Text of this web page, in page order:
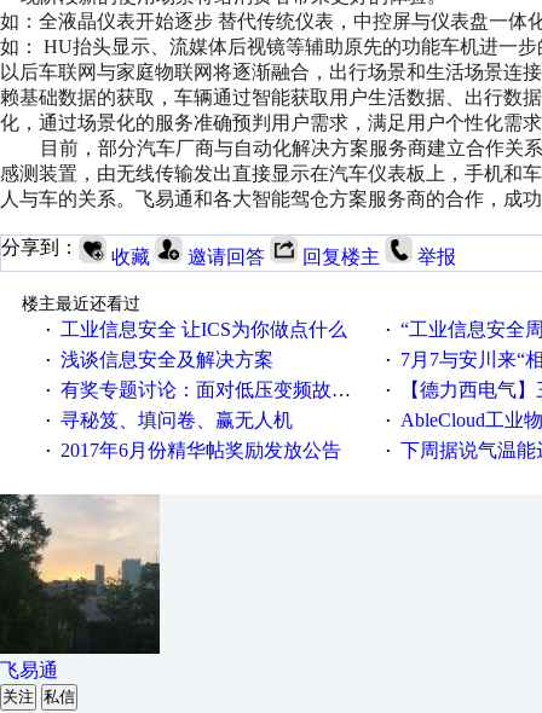
如：全液晶仪表开始逐步 替代传统仪表，中控屏与仪表盘一体
如：
HU抬头显示、流媒体后视镜等辅助原先的功能车机进一
以后车联网与家庭物联网将逐渐融合，出行场景和生活场景连
赖基础数据的获取，车辆通过智能获取用户生活数据、出行数
化，通过场景化的服务准确预判用户需求，满足用户个性化需
目前，部分汽车厂商与自动化解决方案服务商建立合作关
感测装置，由无线传输发出直接显示在汽车仪表板上，手机和
人与车的关系。 飞易通和各大智能驾仓方案服务商的合作，成
分享到： 收藏 邀请回答 回复楼主 举报
楼主最近还看过
·
工业信息安全 让ICS为你做点什么 · “工业信息安全周之我见”
· 浅谈信息安全及解决方案 · 7月7与安川来“
· 有奖专题讨论：面对低压变频故障，老手是这样解决的！ · 【德力西电气】三
· 寻秘笈、填问卷、赢无人机 · AbleCloud工业物联
· 2017年6月份精华帖奖励发放公告 · 下周据说气温能
飞易通
关注 私信